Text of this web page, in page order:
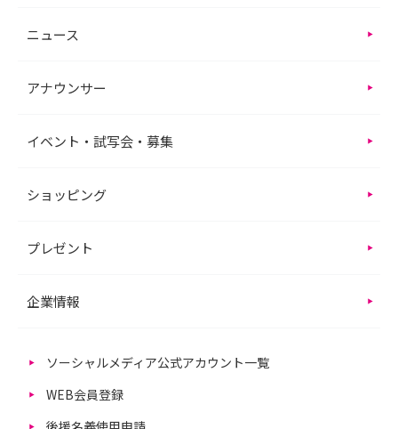
ニュース
アナウンサー
イベント・試写会・募集
ショッピング
プレゼント
企業情報
ソーシャルメディア公式アカウント一覧
WEB会員登録